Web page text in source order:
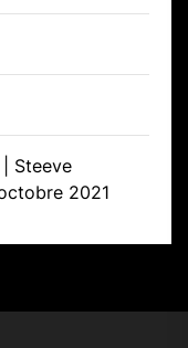
| Steeve
2021